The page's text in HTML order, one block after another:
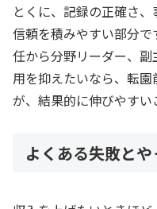
とくに、記録の正確さ
信頼を積みやすい部分
任から分野リーダー、
用を抑えたいなら、転
が、結果的に伸びやすい
よくある失敗と